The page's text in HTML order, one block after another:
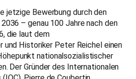
jetzige Bewerbung durch den
– genau 100 Jahre nach den
die laut dem
Historiker Peter Reichel einen
nationalsozialistischer
Der Gründer des Internationalen